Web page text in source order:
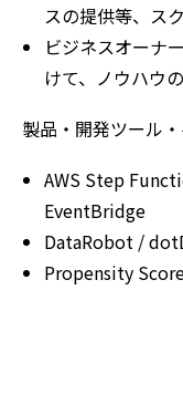
スの提供等、ス
ビジネスオーナ
けて、ノウハウ
製品・開発ツール
AWS Step
EventBridge
DataRobot /
Propensity